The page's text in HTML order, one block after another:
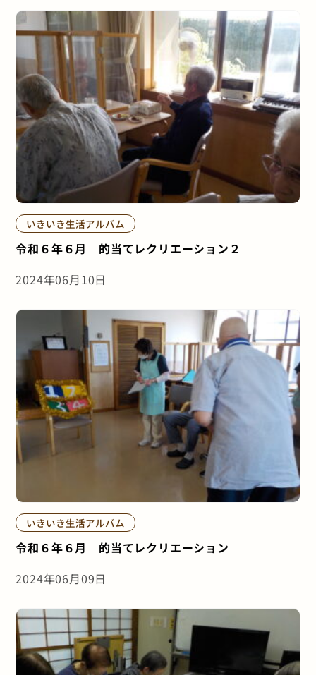
いきいき生活アルバム
令和６年６月 的当てレクリエーション２
2024年06月10日
いきいき生活アルバム
令和６年６月 的当てレクリエーション
2024年06月09日